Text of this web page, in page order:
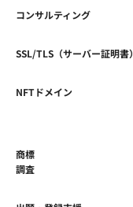
コンサルティング
SSL/TLS（サーバー証明書）
NFTドメイン
商標
調査